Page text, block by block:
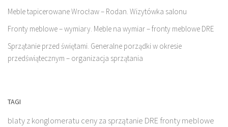
Meble tapicerowane Wrocław – Rodan. Wizytówka salonu
Fronty meblowe – wymiary. Meble na wymiar – fronty meblowe DRE
Sprzątanie przed świętami. Generalne porządki w okresie
przedświątecznym – organizacja sprzątania
TAGI
blaty z konglomeratu ceny za sprzątanie DRE fronty meblowe